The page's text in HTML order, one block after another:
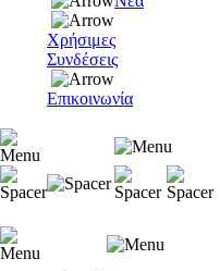
Χρήσιμες
Συνδέσεις
Επικοινωνία